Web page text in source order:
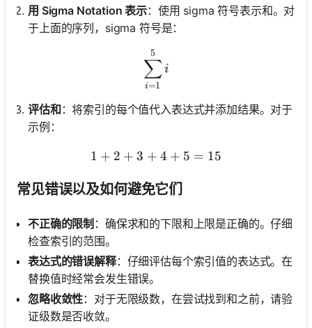
用 Sigma Notation 表示：使用 sigma 符号表示和。对
于上面的序列，sigma 符号是：
i=1
∑
5
i
评估和：将索引的每个值代入表达式并添加结果。对于
示例：
1 + 2 + 3 + 4 + 5 = 15
1 + 2 + 3 + 4 + 5 = 15
常见错误以及如何避免它们
不正确的限制 ：确保求和的下限和上限是正确的。仔细
检查索引的范围。
表达式的错误解释：仔细评估每个索引值的表达式。在
替换值时经常会发生错误。
忽略收敛性：对于无限级数，在尝试找到和之前，请验
证级数是否收敛。